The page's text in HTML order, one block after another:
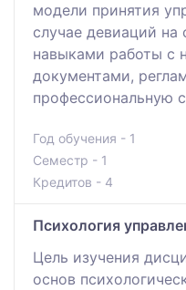
модели принятия
случае девиаций на
навыками работы с
документами,
профессиональную
Год обучения - 1
Семестр - 1
Кредитов - 4
Психология
Цель изучения
основ